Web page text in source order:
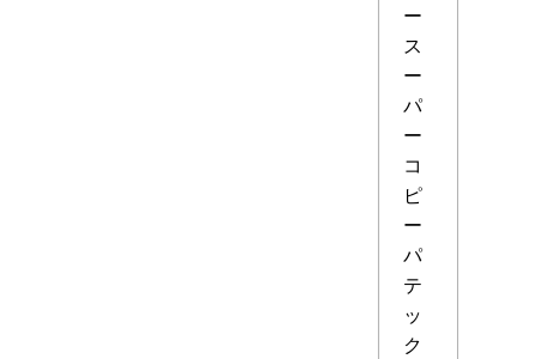
ー
ス
ー
パ
ー
コ
ピ
ー
パ
テ
ッ
ク